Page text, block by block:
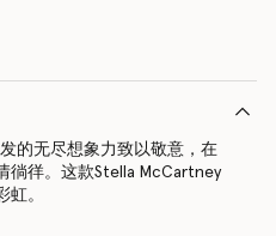
的无尽想象力致以敬意，在
徜徉。这款Stella McCartney
虹。